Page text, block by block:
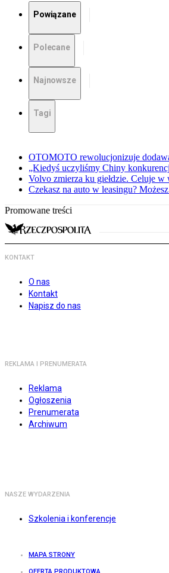
Powiązane
Polecane
Najnowsze
Tagi
OTOMOTO rewolucjonizuje
„Kiedyś uczyliśmy Chiny
Volvo zmierza ku giełdzie. Celuje
Czekasz na auto w leasingu?
Promowane treści
KONTAKT
O nas
Kontakt
Napisz do nas
REKLAMA I PRENUMERATA
Reklama
Ogłoszenia
Prenumerata
Archiwum
NASZE WYDARZENIA
Szkolenia i konferencje
MAPA STRONY